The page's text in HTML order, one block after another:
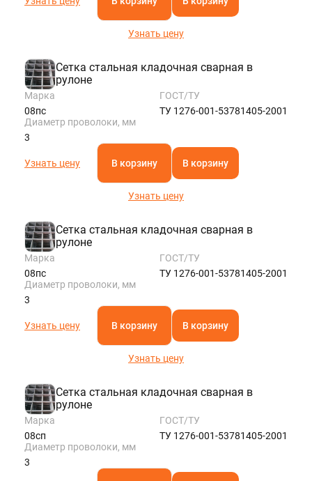
KAZAN@STALTEKA.RU
Узнать цену
Сетка стальная кладочная сварная в
рулоне
Марка
08пс
ГОСТ/ТУ
ТУ 1276-001-53781405-2001
Диаметр проволоки, мм
3
Узнать цену В корзину В корзину
Узнать цену
Сетка стальная кладочная сварная в
рулоне
Марка
08пс
ГОСТ/ТУ
ТУ 1276-001-53781405-2001
Диаметр проволоки, мм
3
Узнать цену В корзину В корзину
Узнать цену
Сетка стальная кладочная сварная в
рулоне
Марка
08сп
ГОСТ/ТУ
ТУ 1276-001-53781405-2001
Диаметр проволоки, мм
3